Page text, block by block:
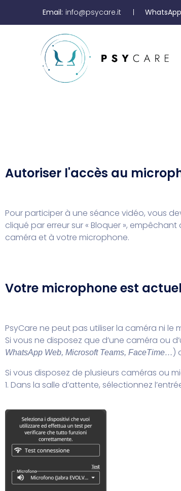
Email: info@psycare.it
Autoriser l'accès au
Pour participer à une séance vidéo, vous
cliqué par erreur sur « Bloquer »,
caméra et à votre microphone.
Votre microphone est
PsyCare ne peut pas utiliser la caméra ni le
Si vous ne disposez que d’une caméra ou
WhatsApp Web, Microsoft Teams, FaceTime…)
Si vous disposez de plusieurs caméras ou
1. Dans la salle d’attente, sélectionnez